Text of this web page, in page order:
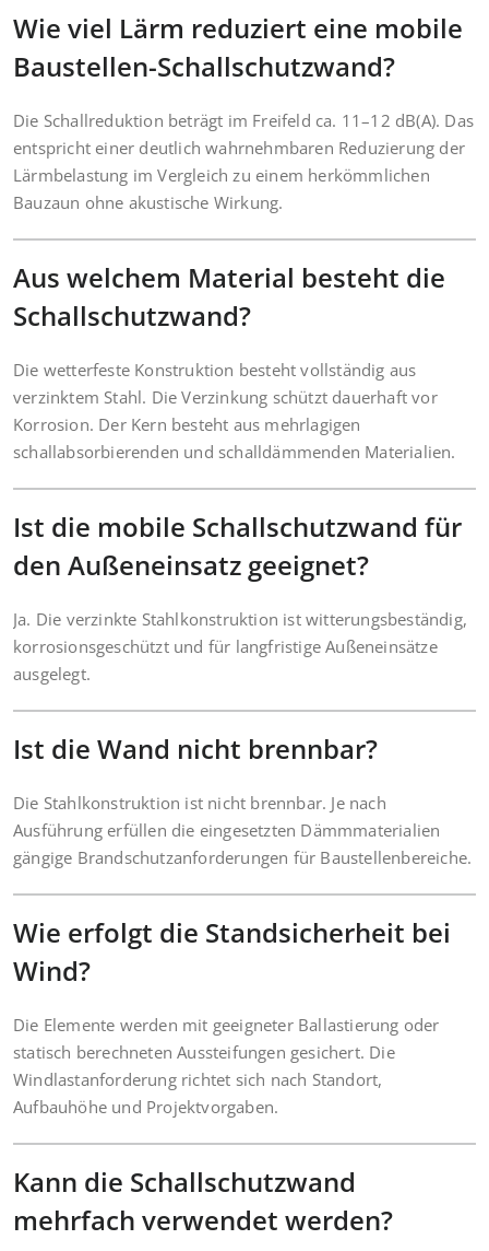
Wie viel Lärm reduziert eine mobile
Baustellen-Schallschutzwand?
Die Schallreduktion beträgt im Freifeld ca. 11–12 dB(A). Das
entspricht einer deutlich wahrnehmbaren Reduzierung der
Lärmbelastung im Vergleich zu einem herkömmlichen
Bauzaun ohne akustische Wirkung.
Aus welchem Material besteht die
Schallschutzwand?
Die wetterfeste Konstruktion besteht vollständig aus
verzinktem Stahl. Die Verzinkung schützt dauerhaft vor
Korrosion. Der Kern besteht aus mehrlagigen
schallabsorbierenden und schalldämmenden Materialien.
Ist die mobile Schallschutzwand für
den Außeneinsatz geeignet?
Ja. Die verzinkte Stahlkonstruktion ist witterungsbeständig,
korrosionsgeschützt und für langfristige Außeneinsätze
ausgelegt.
Ist die Wand nicht brennbar?
Die Stahlkonstruktion ist nicht brennbar. Je nach
Ausführung erfüllen die eingesetzten Dämmmaterialien
gängige Brandschutzanforderungen für Baustellenbereiche.
Wie erfolgt die Standsicherheit bei
Wind?
Die Elemente werden mit geeigneter Ballastierung oder
statisch berechneten Aussteifungen gesichert. Die
Windlastanforderung richtet sich nach Standort,
Aufbauhöhe und Projektvorgaben.
Kann die Schallschutzwand
mehrfach verwendet werden?